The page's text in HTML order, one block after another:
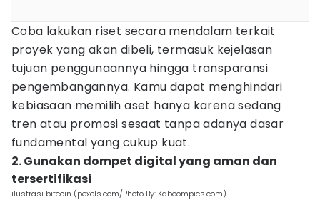
Coba lakukan riset secara mendalam terkait
proyek yang akan dibeli, termasuk kejelasan
tujuan penggunaannya hingga transparansi
pengembangannya. Kamu dapat menghindari
kebiasaan memilih aset hanya karena sedang
tren atau promosi sesaat tanpa adanya dasar
fundamental yang cukup kuat.
2. Gunakan dompet digital yang aman dan
tersertifikasi
ilustrasi bitcoin (pexels.com/Photo By: Kaboompics.com)